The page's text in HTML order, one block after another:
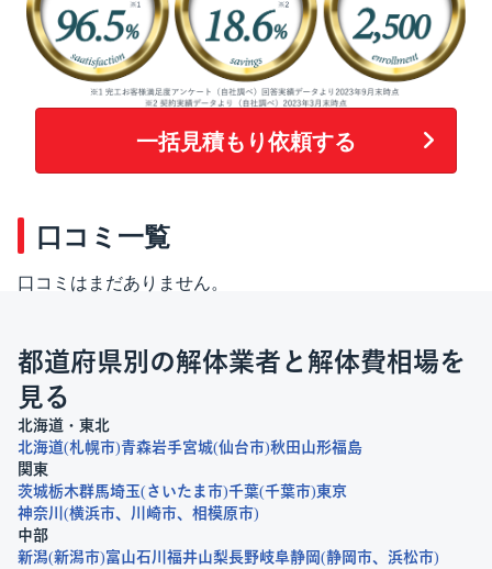
一括見積もり依頼する
口コミ一覧
口コミはまだありません。
都道府県別の解体業者と解体費相場を
見る
北海道・東北
北海道 札幌市 青森岩手宮城 仙台市 秋田 山形福島
関東
茨城栃木群馬埼玉 さいたま市 千葉 千葉市 東京
神奈川
横浜市 川崎市
相模原市
中部
新潟 新潟市 富山石川 福井山梨長野岐阜静岡 静岡市
浜松市